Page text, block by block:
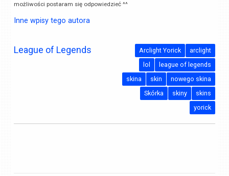
możliwości postaram się odpowiedzieć ^^
Inne wpisy tego autora
League of Legends arclight
Arclight Yorick
league of legends
lol
nowego skina
skin
skina
skins
skiny
Skórka
yorick